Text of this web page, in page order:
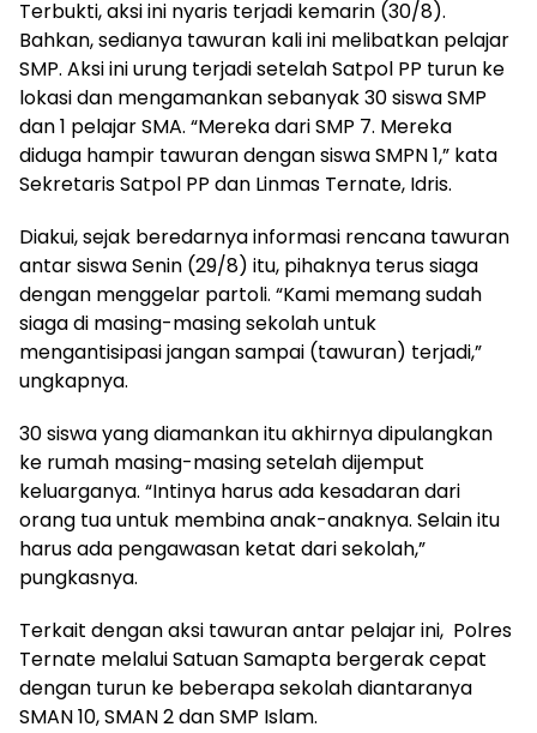
Terbukti, aksi ini nyaris terjadi kemarin (30/8).
Bahkan, sedianya tawuran kali ini melibatkan pelajar
SMP. Aksi ini urung terjadi setelah Satpol PP turun ke
lokasi dan mengamankan sebanyak 30 siswa SMP
dan 1 pelajar SMA. “Mereka dari SMP 7. Mereka
diduga hampir tawuran dengan siswa SMPN 1,” kata
Sekretaris Satpol PP dan Linmas Ternate, Idris.
Diakui, sejak beredarnya informasi rencana tawuran
antar siswa Senin (29/8) itu, pihaknya terus siaga
dengan menggelar partoli. “Kami memang sudah
siaga di masing-masing sekolah untuk
mengantisipasi jangan sampai (tawuran) terjadi,”
ungkapnya.
30 siswa yang diamankan itu akhirnya dipulangkan
ke rumah masing-masing setelah dijemput
keluarganya. “Intinya harus ada kesadaran dari
orang tua untuk membina anak-anaknya. Selain itu
harus ada pengawasan ketat dari sekolah,”
pungkasnya.
Terkait dengan aksi tawuran antar pelajar ini, Polres
Ternate melalui Satuan Samapta bergerak cepat
dengan turun ke beberapa sekolah diantaranya
SMAN 10, SMAN 2 dan SMP Islam.